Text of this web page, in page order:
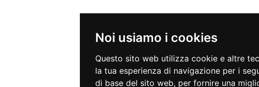
Noi usiamo i cookies
Questo sito web utilizza cookie e altre
la tua esperienza di navigazione per i
di base del sito web, per fornire una